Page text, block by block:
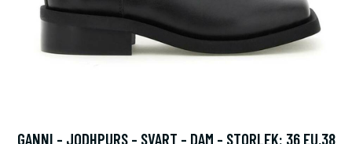
GANNI - JODHPURS - SVART - DAM - STORLEK: 36 EU,38